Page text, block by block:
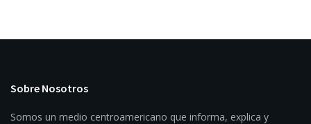
Sobre Nosotros
Somos un medio centroamericano que informa, explica y